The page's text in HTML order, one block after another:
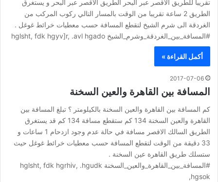
تقريبا للطريق الاقصر عبر البحر الطريق الاقصر عبر البحر و يستغرق
الطريق 2 ساعة تقريبا من الوقت بالمسار التالي ركوب المركب من
الغردقة الى شرم الشيخ لتقطع المسافة حسب معطيات خرائط غوغل .
#المسافة_بين_الغردقة_وشرم_الشيخ hglsht, fdk hgyv]r, .avl hgado
أكمل القراءة »
2017-07-06
المسافة بين القاهرة والعين السخنة
كم المسافة بين القاهرة والعين السخنة بالكيلومتر ؟ تبلغ المسافة بين
القاهرة والعين السخنة 134 كم ستقطع مسافة 134 كم قد يستغرق
الطريق السالك الاقصر مسافة في حالة عدم وجود ازدحام 1 ساعات و
33 دقيقة من الوقت لتقطع المسافة حسب معطيات خرائط غوغل حيث
ستسلك طريق القاهرة عين السخنة .
#المسافة_بين_القاهرة_والعين_السخنة hglsht, fdk hgrhiv, .hgudk
hgsok,